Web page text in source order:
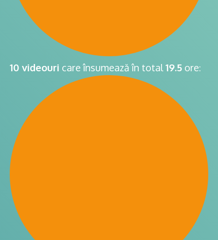
10 videouri care însumează în total19.5 ore: